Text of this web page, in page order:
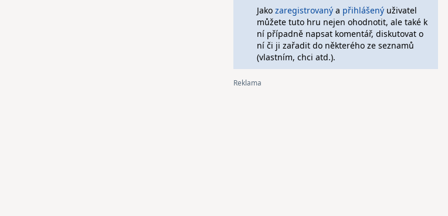
Jako zaregistrovanýa přihlášenýuživatel
můžete tuto hru nejen ohodnotit, ale také k
ní případně napsat komentář, diskutovat o
ní či ji zařadit do některého ze seznamů
(vlastním, chci atd.).